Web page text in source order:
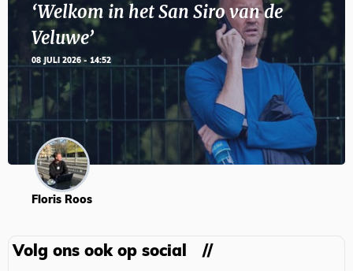
‘Welkom in het San Siro van de
Veluwe’
08 JULI 2026 - 14:52
Floris Roos
Volg ons ook op social